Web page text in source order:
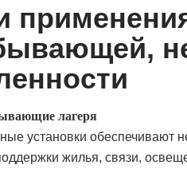
лагеря
установки обеспечивают
жилья, связи,